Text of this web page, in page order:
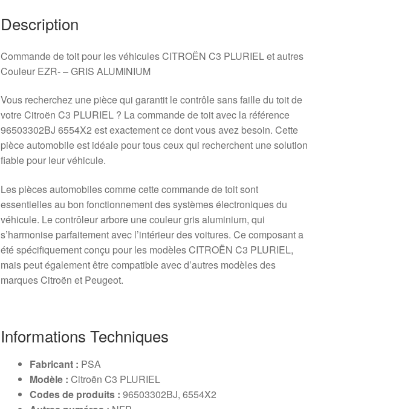
Description
Commande de toit pour les véhicules CITROËN C3 PLURIEL et autres
Couleur EZR- – GRIS ALUMINIUM
Vous recherchez une pièce qui garantit le contrôle sans faille du toit de
votre Citroën C3 PLURIEL ? La commande de toit avec la référence
96503302BJ 6554X2 est exactement ce dont vous avez besoin. Cette
pièce automobile est idéale pour tous ceux qui recherchent une solution
fiable pour leur véhicule.
Les pièces automobiles comme cette commande de toit sont
essentielles au bon fonctionnement des systèmes électroniques du
véhicule. Le contrôleur arbore une couleur gris aluminium, qui
s’harmonise parfaitement avec l’intérieur des voitures. Ce composant a
été spécifiquement conçu pour les modèles CITROËN C3 PLURIEL,
mais peut également être compatible avec d’autres modèles des
marques Citroën et Peugeot.
Informations Techniques
Fabricant : PSA
Modèle : Citroën C3 PLURIEL
Codes de produits : 96503302BJ, 6554X2